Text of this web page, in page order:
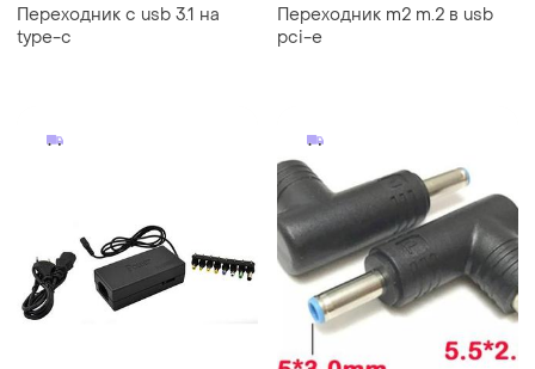
Переходник с usb 3.1 на
type-c
Переходник m2 m.2 в usb
pci-e